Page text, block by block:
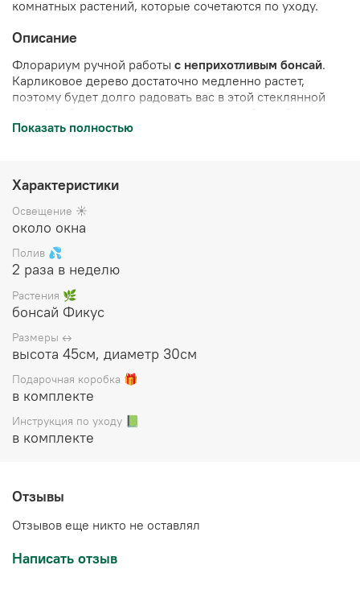
комнатных растений, которые сочетаются по уходу.
Описание
Флорариум ручной работы с неприхотливым бонсай.
Карликовое дерево достаточно медленно растет,
поэтому будет долго радовать вас в этой стеклянной
формируя крону дерева.
лет)
Цена указана за готовый флорариум
растениями и декором), упакован в белую подарочную
Показать полностью
Характеристики
Освещение ☀️
около окна
Полив 💦
2 раза в неделю
Растения 🌿
бонсай Фикус
Размеры ↔️
высота 45см, диаметр 30см
Подарочная коробка 🎁
в комплекте
Инструкция по уходу 📗
в комплекте
Отзывы
Отзывов еще никто не оставлял
Написать отзыв